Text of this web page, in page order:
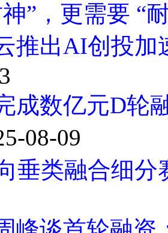
”，更需要 “
推出AI创投加
成数亿元D轮
08-09
垂类融合细分